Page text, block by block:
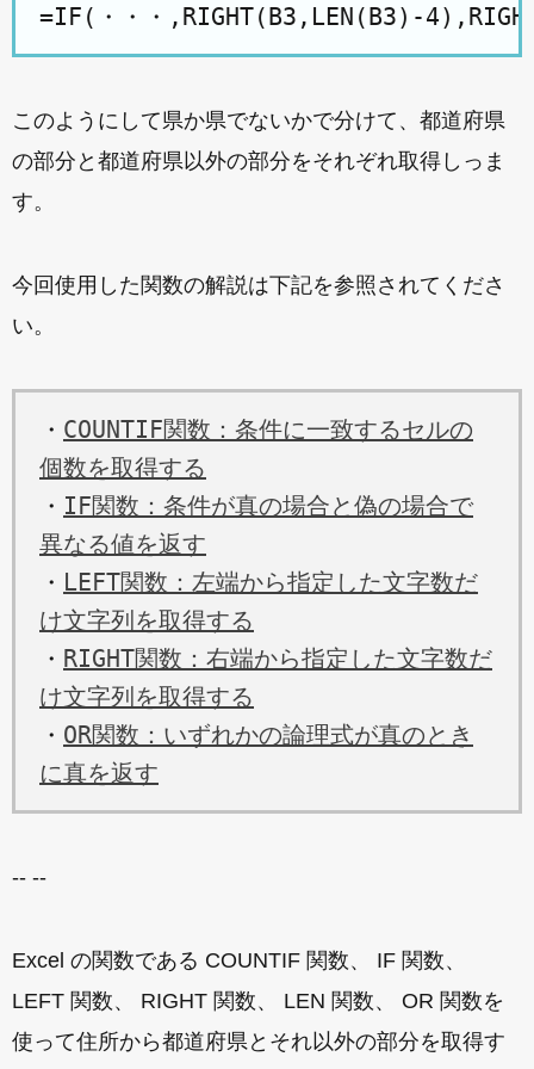
=IF(・・・,RIGHT(B3,LEN(B3)-
このようにして県か県でないかで分けて、都道府県
の部分と都道府県以外の部分をそれぞれ取得しっま
す。
今回使用した関数の解説は下記を参照されてくださ
い。
・ COUNTIF関数：条件に一致するセルの
個数を取得する
・ IF関数：条件が真の場合と偽の場合で
異なる値を返す
・ LEFT関数：左端から指定した文字数だ
け文字列を取得する
・ RIGHT関数：右端から指定した文字数だ
け文字列を取得する
・ OR関数：いずれかの論理式が真のとき
に真を返す
-- --
Excel の関数である COUNTIF 関数、 IF 関数、
LEFT 関数、 RIGHT 関数、 LEN 関数、 OR 関数を
使って住所から都道府県とそれ以外の部分を取得す